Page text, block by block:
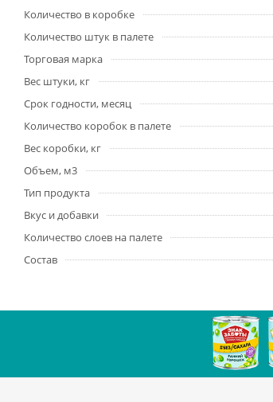
Количество в коробке
Количество штук в палете
Торговая марка
Вес штуки, кг
Срок годности, месяц
Количество коробок в палете
Вес коробки, кг
Объем, м3
Тип продукта
Вкус и добавки
Количество слоев на палете
Состав